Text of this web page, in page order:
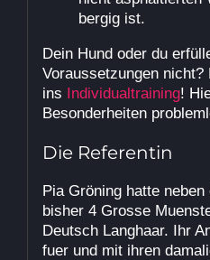
bergig ist.
Dein Hund oder du
Voraussetzungen nicht?
ins Individualtraining!
Besonderheiten
Die Referentin
Pia Gröning hatte
bisher 4 Grosse
Deutsch Langhaar. Ihr
fuer und mit ihren